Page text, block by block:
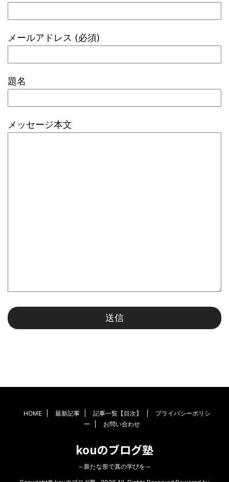
メールアドレス (必須)
題名
メッセージ本文
HOME 最新記事 記事一覧【目次】
プライバシーポリシ
ー
お問い合わせ
kouのブログ塾
～新たな形で真の学びを～